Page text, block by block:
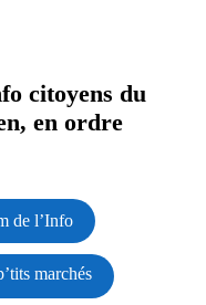
citoyens du
en ordre
de l’Info
marchés